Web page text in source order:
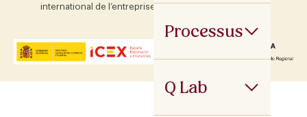
Processus
Q Lab
international de l’entreprise et de son environnement.